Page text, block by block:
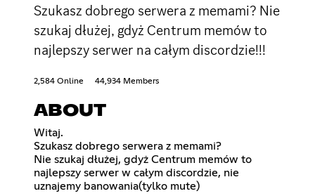
Szukasz dobrego serwera z memami? Nie
szukaj dłużej, gdyż Centrum memów to
najlepszy serwer na całym discordzie!!!
2,584 Online 44,934 Members
ABOUT
Witaj.
Szukasz dobrego serwera z memami?
Nie szukaj dłużej, gdyż Centrum memów to
najlepszy serwer w całym discordzie, nie
uznajemy banowania(tylko mute)